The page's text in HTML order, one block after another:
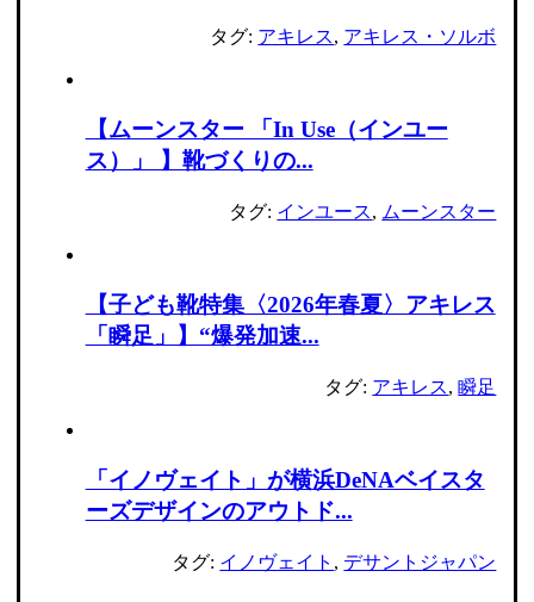
タグ: アキレス, アキレス・ソルボ
【ムーンスター 「In Use（インユー
ス）」 】靴づくりの...
タグ: インユース, ムーンスター
【子ども靴特集〈2026年春夏〉アキレス
「瞬足」】“爆発加速...
タグ: アキレス,瞬足
「イノヴェイト」が横浜DeNAベイスタ
ーズデザインのアウトド...
タグ: イノヴェイト , デサントジャパン